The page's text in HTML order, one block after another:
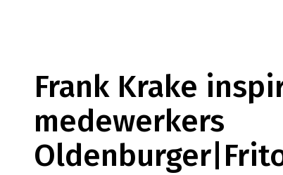
Frank Krake
medewerkers